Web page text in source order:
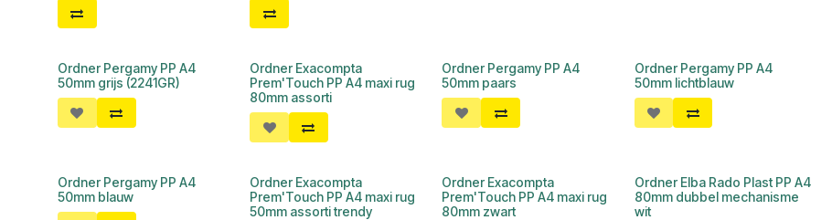
OUTLET
Ordner Pergamy PP A4
50mm grijs (2241GR)
Ordner Exacompta
Prem'Touch PP A4 maxi rug
80mm assorti
Ordner Pergamy PP A4
50mm paars
Ordner Pergamy PP A4
50mm lichtblauw
Ordner Pergamy PP A4
50mm blauw
Ordner Exacompta
Prem'Touch PP A4 maxi rug
50mm assorti trendy
Ordner Exacompta
Prem'Touch PP A4 maxi rug
80mm zwart
Ordner Elba Rado Plast PP A4
80mm dubbel mechanisme
wit